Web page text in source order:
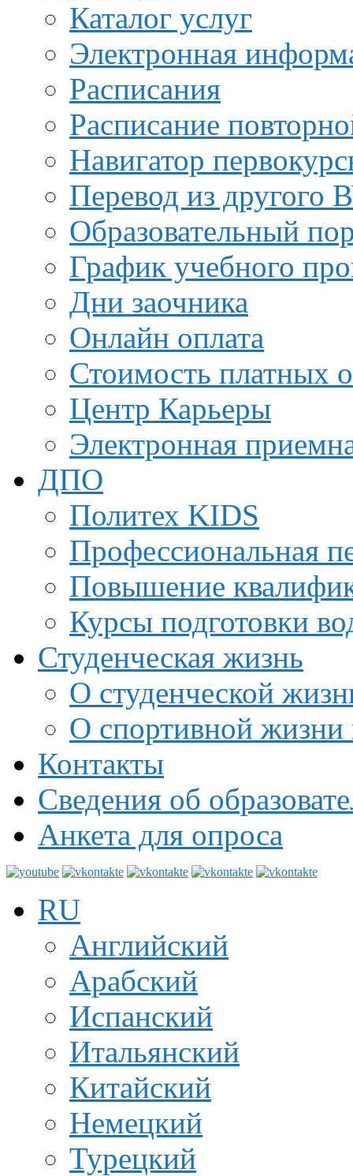
Каталог услуг
Электронная
Расписания
Расписание
Навигатор
Перевод из другого
Образовательный
График учебного
Дни заочника
Онлайн оплата
Стоимость платных
Центр Карьеры
Электронная
ДПО
Политех KIDS
Профессиональная
Повышение
Курсы подготовки
Студенческая жизнь
О студенческой
О спортивной жизни
Контакты
Сведения об
Анкета для опроса
RU
Английский
Арабский
Испанский
Итальянский
Китайский
Немецкий
Турецкий